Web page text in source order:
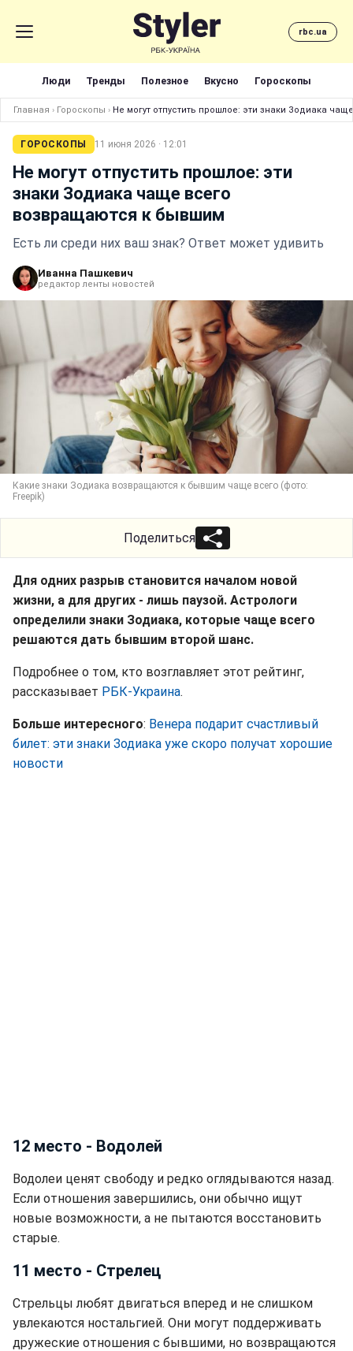
rbc.ua
Люди Тренды Полезное Вкусно Гороскопы
Главная › Гороскопы › Не могут отпустить прошлое: эти знаки Зодиака
ГОРОСКОПЫ 11 июня 2026 · 12:01
Не могут отпустить прошлое: эти
знаки Зодиака чаще всего
возвращаются к бывшим
Есть ли среди них ваш знак? Ответ может удивить
Иванна Пашкевич
редактор ленты новостей
Какие знаки Зодиака возвращаются к бывшим чаще всего (фото:
Freepik)
Поделиться
Для одних разрыв становится началом новой
жизни, а для других - лишь паузой. Астрологи
определили знаки Зодиака, которые чаще всего
решаются дать бывшим второй шанс.
Подробнее о том, кто возглавляет этот рейтинг,
рассказывает РБК-Украина.
Больше интересного: Венера подарит счастливый
билет: эти знаки Зодиака уже скоро получат хорошие
новости
12 место - Водолей
Водолеи ценят свободу и редко оглядываются назад.
Если отношения завершились, они обычно ищут
новые возможности, а не пытаются восстановить
старые.
11 место - Стрелец
Стрельцы любят двигаться вперед и не слишком
увлекаются ностальгией. Они могут поддерживать
дружеские отношения с бывшими, но возвращаются